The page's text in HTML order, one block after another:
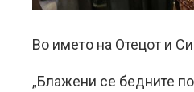
Во името на Отецот и
„Блажени се бедните